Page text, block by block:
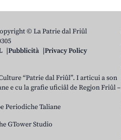
© La Patrie dal Friûl
Pubblicità
Privacy Policy
“Patrie dal Friûl”. I articui a son
e cu la grafie uficiâl de Regjon Friûl –
Periodiche Taliane
GTower Studio